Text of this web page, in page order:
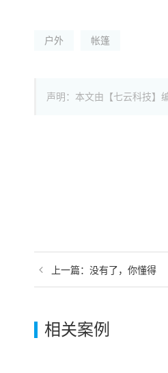
户外 帐篷
声明：本文由【七云科技】
上一篇：没有了，你懂得
相关案例